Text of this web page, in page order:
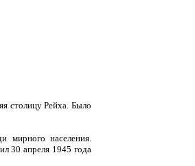
столицу Рейха. Было
мирного населения.
30 апреля 1945 года